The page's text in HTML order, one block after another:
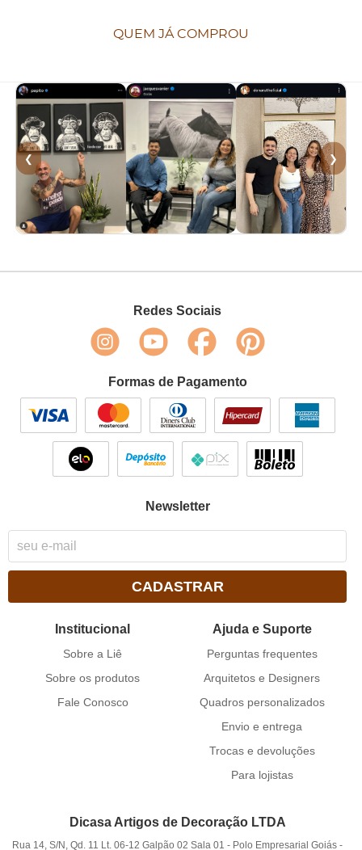
QUEM JÁ COMPROU
❮ ❯
Redes Sociais
Formas de Pagamento
Newsletter
CADASTRAR
Institucional
Sobre a Liê
Sobre os produtos
Fale Conosco
Ajuda e Suporte
Perguntas frequentes
Arquitetos e Designers
Quadros personalizados
Envio e entrega
Trocas e devoluções
Para lojistas
Dicasa Artigos de Decoração LTDA
Rua 14, S/N, Qd. 11 Lt. 06-12 Galpão 02 Sala 01 - Polo Empresarial Goiás -